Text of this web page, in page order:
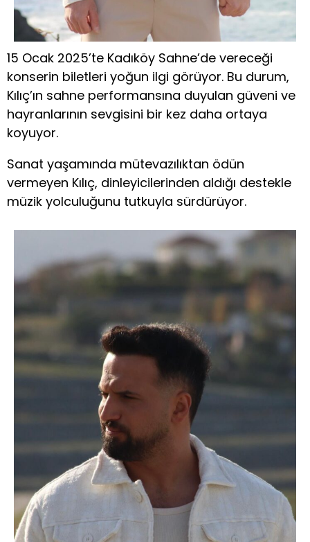
15 Ocak 2025’te Kadıköy Sahne’de vereceği
konserin biletleri yoğun ilgi görüyor. Bu durum,
Kılıç’ın sahne performansına duyulan güveni ve
hayranlarının sevgisini bir kez daha ortaya
koyuyor.
Sanat yaşamında mütevazılıktan ödün
vermeyen Kılıç, dinleyicilerinden aldığı destekle
müzik yolculuğunu tutkuyla sürdürüyor.